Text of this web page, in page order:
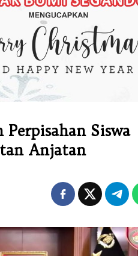
Perpisahan Siswa
Anjatan